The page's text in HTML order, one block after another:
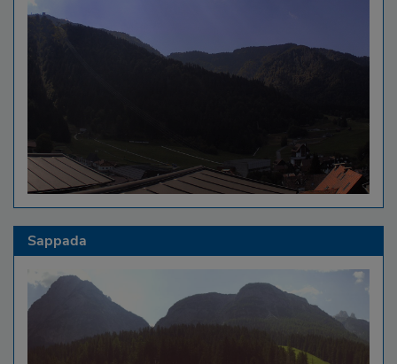
Sappada